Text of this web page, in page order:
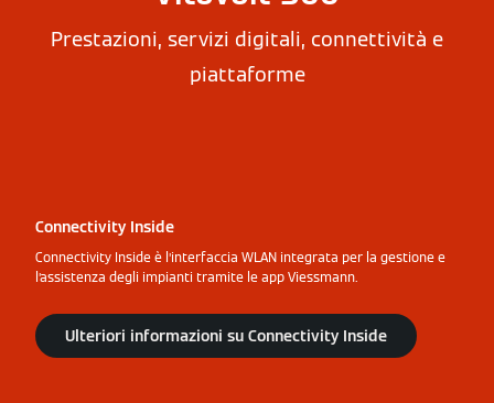
Prestazioni, servizi digitali, connettività e
piattaforme
Connectivity Inside
Connectivity Inside è l’interfaccia WLAN integrata per la gestione e
l’assistenza degli impianti tramite le app Viessmann.
Ulteriori informazioni su Connectivity Inside